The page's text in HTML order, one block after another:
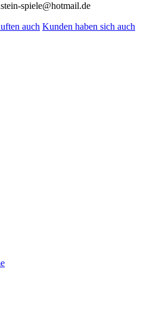
spiele@hotmail.de
auch Kunden haben sich auch